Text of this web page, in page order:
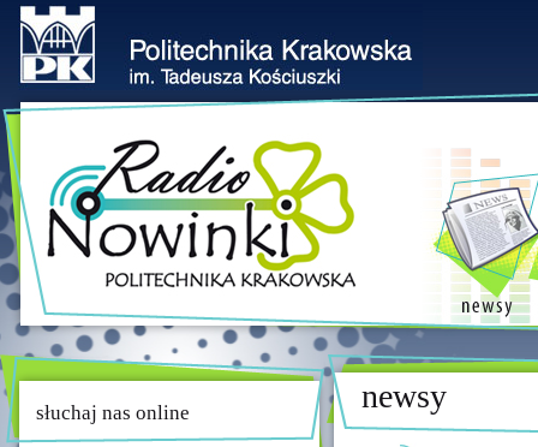
słuchaj nas online newsy